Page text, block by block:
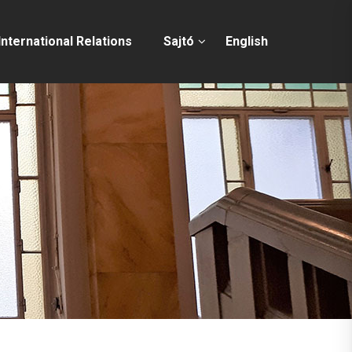
Relations Sajtó English